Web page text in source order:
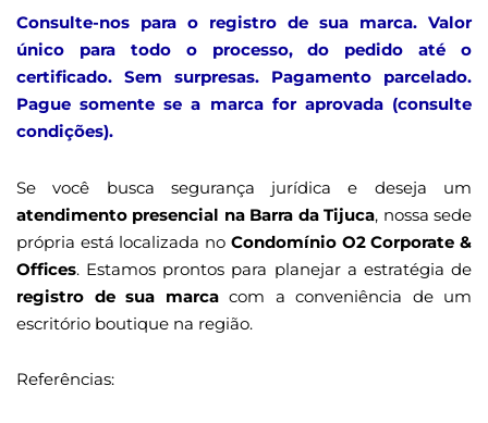
Consulte-nos para o registro de sua marca. Valor
único para todo o processo, do pedido até o
certificado. Sem surpresas. Pagamento parcelado.
Pague somente se a marca for aprovada (consulte
condições).
Se você busca segurança jurídica e deseja um
atendimento presencial na Barra da Tijuca, nossa sede
própria está localizada no Condomínio O2 Corporate &
Offices. Estamos prontos para planejar a estratégia de
registro de sua marcacom a conveniência de um
escritório boutique na região.
Referências: